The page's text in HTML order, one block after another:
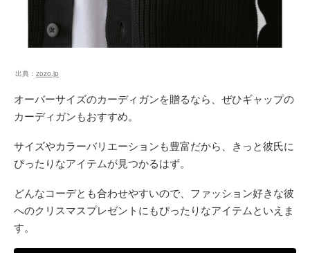
出典： zozo.jp
オーバーサイズのカーディガンを贈るなら、ぜひギャップの
カーディガンもおすすめ。
サイズやカラーバリエーションも豊富だから、きっと彼氏に
ぴったりなアイテムが見つかるはず。
どんなコーデとも合わせやすいので、ファッション好きな彼
へのクリスマスプレゼントにもぴったりなアイテムといえま
す。